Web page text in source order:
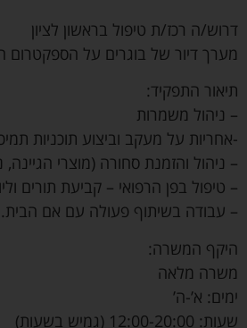
דרוש/ה רכז/ת טיפול בראשון לציון
מערך דיור של בוגרים על הספקטרום
תיאור התפקיד:
– ניהול משמרות
-אחריות על מעקב וביצוע תוכניות
– ניהול והזמנת סחורה (מוצרי הגיינה,
– טיפול בפן הרפואי – קביעת תורים
– עבודה בשיתוף פעולה עם אם הבית.
היקף המשרה:
משרה מלאה
ימים: א’-ה’
שעות: 12:00-20:00 (גמיש בשעות)